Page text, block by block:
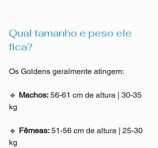
Qual tamanho e peso ele
fica?
Os Goldens geralmente atingem:
🔹 Machos: 56-61 cm de altura | 30-35
kg
🔹 Fêmeas: 51-56 cm de altura | 25-30
kg